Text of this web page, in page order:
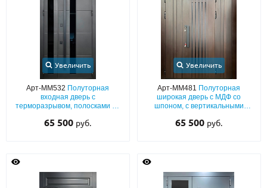
Увеличить
Арт-ММ532 Полуторная
входная дверь с
терморазрывом, полосками на
напылением муар, длинными
65 500 руб.
Увеличить
Арт-ММ481 Полуторная
широкая дверь с МДФ со
шпоном, с вертикальными
65 500 руб.